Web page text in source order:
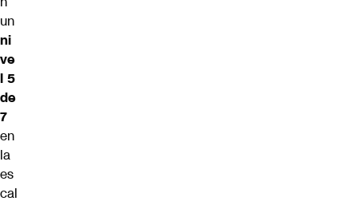
un
ni
ve
l 5
de
7
en
la
es
cal